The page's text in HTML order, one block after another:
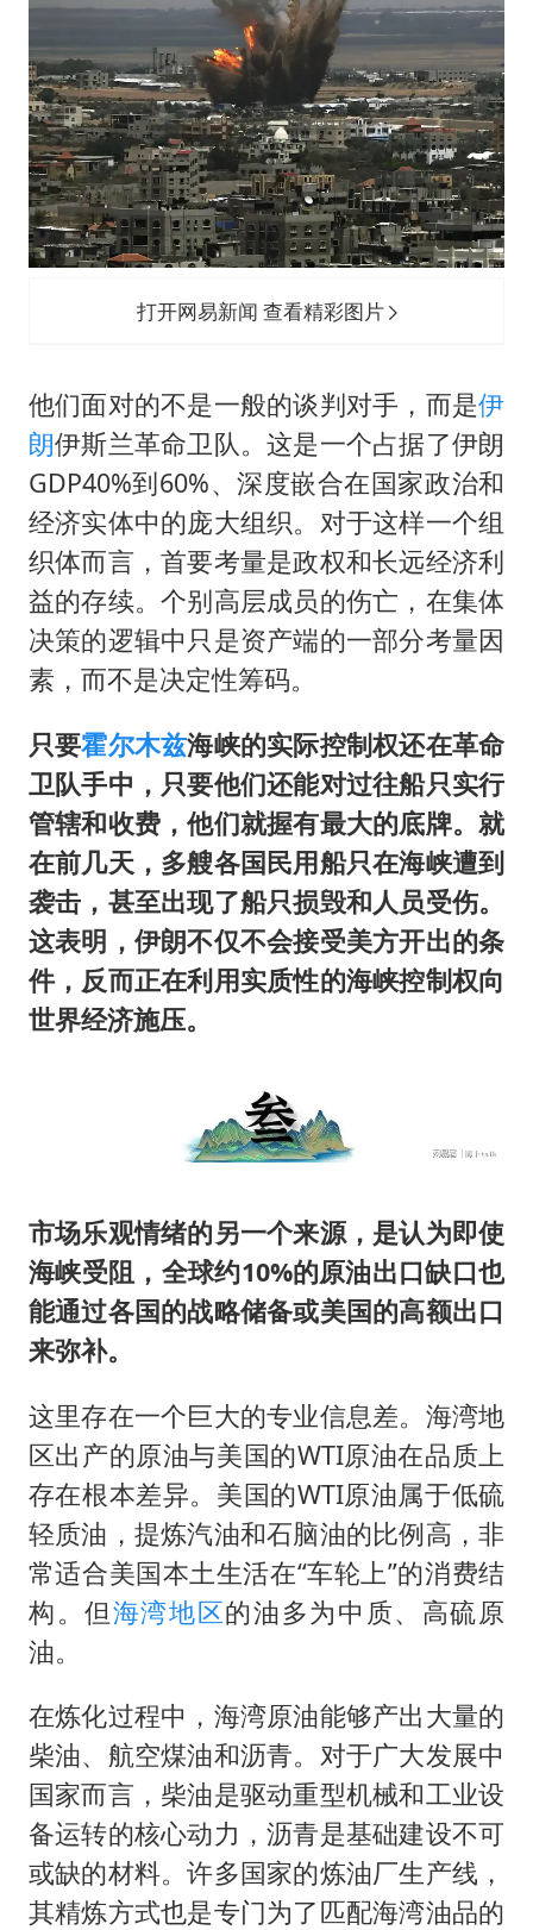
打开网易新闻 查看精彩图片
他们面对的不是一般的谈判对手，而是伊
朗伊斯兰革命卫队。这是一个占据了伊朗
GDP40%到60%、深度嵌合在国家政治和
经济实体中的庞大组织。对于这样一个组
织体而言，首要考量是政权和长远经济利
益的存续。个别高层成员的伤亡，在集体
决策的逻辑中只是资产端的一部分考量因
素，而不是决定性筹码。
只要霍尔木兹海峡的实际控制权还在革命
卫队手中，只要他们还能对过往船只实行
管辖和收费，他们就握有最大的底牌。就
在前几天，多艘各国民用船只在海峡遭到
袭击，甚至出现了船只损毁和人员受伤。
这表明，伊朗不仅不会接受美方开出的条
件，反而正在利用实质性的海峡控制权向
世界经济施压。
市场乐观情绪的另一个来源，是认为即使
海峡受阻，全球约10%的原油出口缺口也
能通过各国的战略储备或美国的高额出口
来弥补。
这里存在一个巨大的专业信息差。海湾地
区出产的原油与美国的WTI原油在品质上
存在根本差异。美国的WTI原油属于低硫
轻质油，提炼汽油和石脑油的比例高，非
常适合美国本土生活在“车轮上”的消费结
构。但海湾地区的油多为中质、高硫原
油。
在炼化过程中，海湾原油能够产出大量的
柴油、航空煤油和沥青。对于广大发展中
国家而言，柴油是驱动重型机械和工业设
备运转的核心动力，沥青是基础建设不可
或缺的材料。许多国家的炼油厂生产线，
其精炼方式也是专门为了匹配海湾油品的